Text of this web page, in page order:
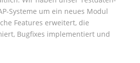
Systeme um ein neues Modul
Features erweitert, die
Bugfixes implementiert und